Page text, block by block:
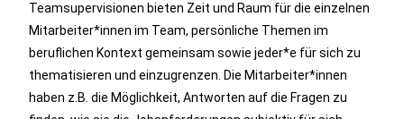
Teamsupervisionen bieten Zeit und Raum für die einzelnen
Mitarbeiter*innen im Team, persönliche Themen im
beruflichen Kontext gemeinsam sowie jeder*e für sich zu
thematisieren und einzugrenzen. Die Mitarbeiter*innen
haben z.B. die Möglichkeit, Antworten auf die Fragen zu